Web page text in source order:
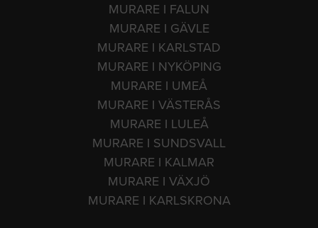
MURARE I FALUN
MURARE I GÄVLE
MURARE I KARLSTAD
MURARE I NYKÖPING
MURARE I UMEÅ
MURARE I VÄSTERÅS
MURARE I LULEÅ
MURARE I SUNDSVALL
MURARE I KALMAR
MURARE I VÄXJÖ
MURARE I KARLSKRONA